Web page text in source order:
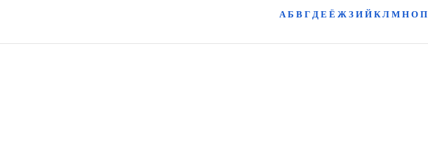
А Б В Г Д Е Ё Ж З И Й К Л М Н О П